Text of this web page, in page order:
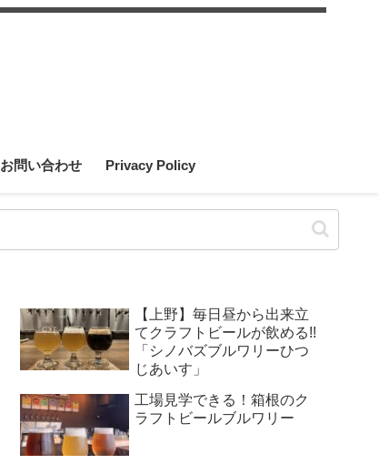
お問い合わせ Privacy Policy
【上野】毎日昼から出来立
てクラフトビールが飲める!!
「シノバズブルワリーひつ
じあいす」
工場見学できる！箱根のク
ラフトビールブルワリー